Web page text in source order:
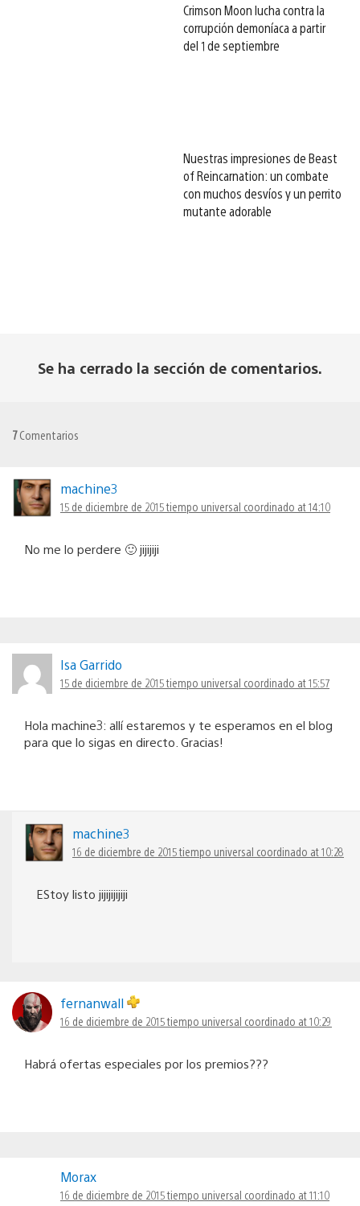
Crimson Moon lucha contra la
corrupción demoníaca a partir
del 1 de septiembre
Nuestras impresiones de Beast
of Reincarnation: un combate
con muchos desvíos y un perrito
mutante adorable
Se ha cerrado la sección de comentarios.
7Comentarios
machine3
15 de diciembre de 2015 tiempo universal coordinado at 14:10
No me lo perdere 🙂 jijijiji
Isa Garrido
15 de diciembre de 2015 tiempo universal coordinado at 15:57
Hola machine3: allí estaremos y te esperamos en el blog
para que lo sigas en directo. Gracias!
machine3
16 de diciembre de 2015 tiempo universal coordinado at 10:28
EStoy listo jijijijijiji
fernanwall
16 de diciembre de 2015 tiempo universal coordinado at 10:29
Habrá ofertas especiales por los premios???
Morax
16 de diciembre de 2015 tiempo universal coordinado at 11:10